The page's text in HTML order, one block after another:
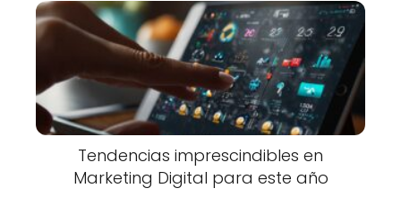
Tendencias imprescindibles en
Marketing Digital para este año